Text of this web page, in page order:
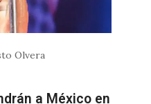
Olvera
a México en